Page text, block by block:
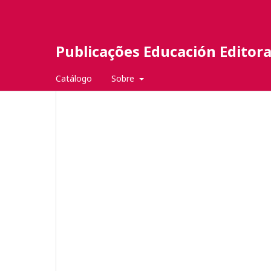
Publicações Educación Editora
Catálogo Sobre